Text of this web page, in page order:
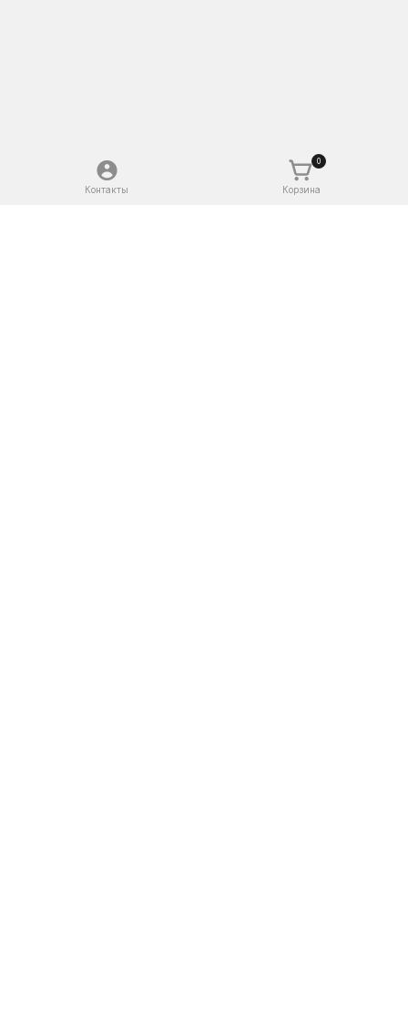
Контакты Корзина
0